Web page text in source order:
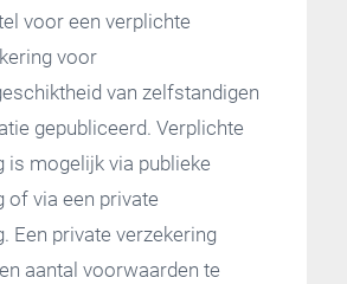
voor een verplichte
voor
van zelfstandigen
gepubliceerd. Verplichte
is mogelijk via publieke
of via een private
Een private verzekering
aantal voorwaarden te